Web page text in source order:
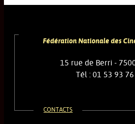
Fédération Nationale des
15 rue de Berri -
Tél : 01 53 93
CONTACTS